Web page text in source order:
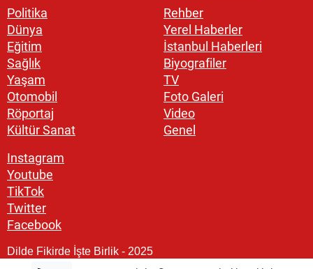
Politika
Dünya
Eğitim
Sağlık
Yaşam
Otomobil
Röportaj
Kültür Sanat
Rehber
Yerel Haberler
İstanbul Haberleri
Biyografiler
TV
Foto Galeri
Video
Genel
Instagram
Youtube
TikTok
Twitter
Facebook
Dilde Fikirde İşte Birlik - 2025